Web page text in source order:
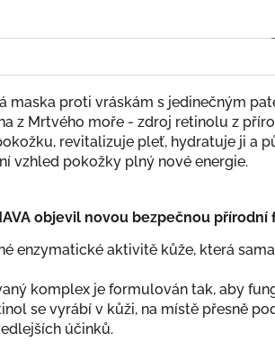
maska proti vráskám s jedinečným
z Mrtvého moře - zdroj retinolu z
revitalizuje pleť, hydratuje ji a
vzhled pokožky plný nové energie.
objevil novou bezpečnou
enzymatické aktivitě kůže, která
komplex je formulován tak, aby
se vyrábí v kůži, na místě přesně
účinků.